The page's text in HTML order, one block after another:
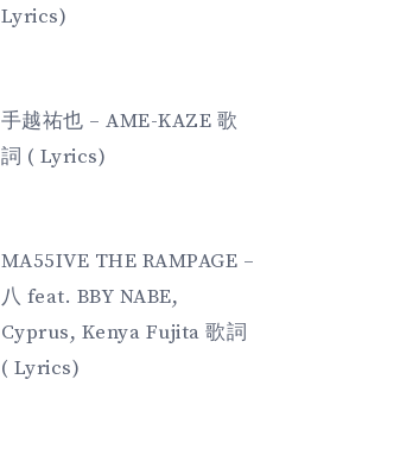
Lyrics)
手越祐也 – AME-KAZE 歌
詞 ( Lyrics)
MA55IVE THE RAMPAGE –
八 feat. BBY NABE,
Cyprus, Kenya Fujita 歌詞
( Lyrics)